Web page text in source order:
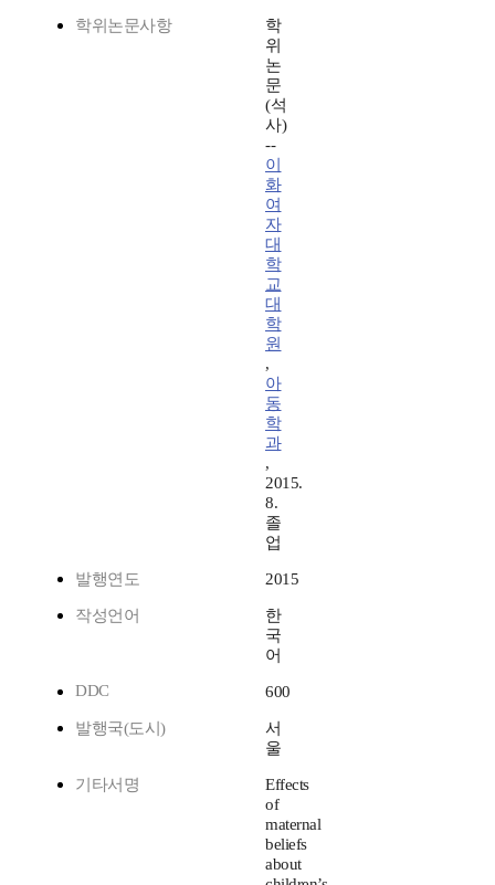
학위논문사항
학
위
논
문
(석
사)
--
이
화
여
자
대
학
교
대
학
원
,
아
동
학
과
,
2015.
8.
졸
업
발행연도 2015
작성언어
한
국
어
DDC
600
발행국(도시)
서
울
기타서명
Effects
of
maternal
beliefs
about